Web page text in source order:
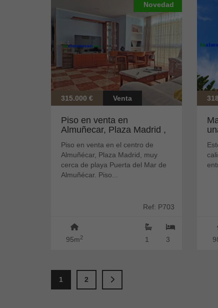
Novedad
315.000 € Venta
Piso en venta en
Almuñecar, Plaza Madrid ,
Piso en venta en el centro de
Almuñécar, Plaza Madrid, muy
cerca de playa Puerta del Mar de
Almuñécar. Piso...
Ref: P703
95m2 3
1
1 2